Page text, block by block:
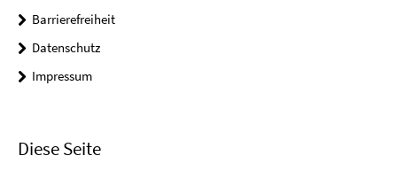
Barrierefreiheit
Datenschutz
Impressum
Diese Seite